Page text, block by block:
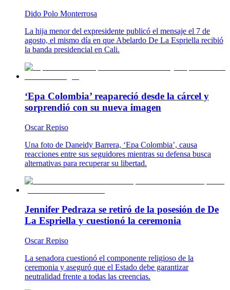
Dido Polo Monterrosa
La hija menor del expresidente publicó el mensaje el 7 de
agosto, el mismo día en que Abelardo De La Espriella recibió
la banda presidencial en Cali.
‘Epa Colombia’ reapareció desde la cárcel y
sorprendió con su nueva imagen
Oscar Repiso
Una foto de Daneidy Barrera, ‘Epa Colombia’, causa
reacciones entre sus seguidores mientras su defensa busca
alternativas para recuperar su libertad.
Jennifer Pedraza se retiró de la posesión de De
La Espriella y cuestionó la ceremonia
Oscar Repiso
La senadora cuestionó el componente religioso de la
ceremonia y aseguró que el Estado debe garantizar
neutralidad frente a todas las creencias.